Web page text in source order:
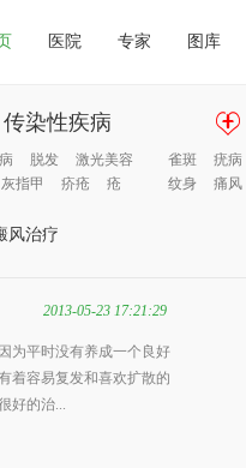
医院 专家 图库
传染性疾病
脱发
激光美容
灰指甲 疥疮 疮
雀斑 疣病
纹身
痛风
风治疗
2013-05-23 17:21:29
为平时没有养成一个良好
着容易复发和喜欢扩散的
好的治...